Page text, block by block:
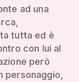
ad una
tutta ed è
con lui al
però
personaggio,